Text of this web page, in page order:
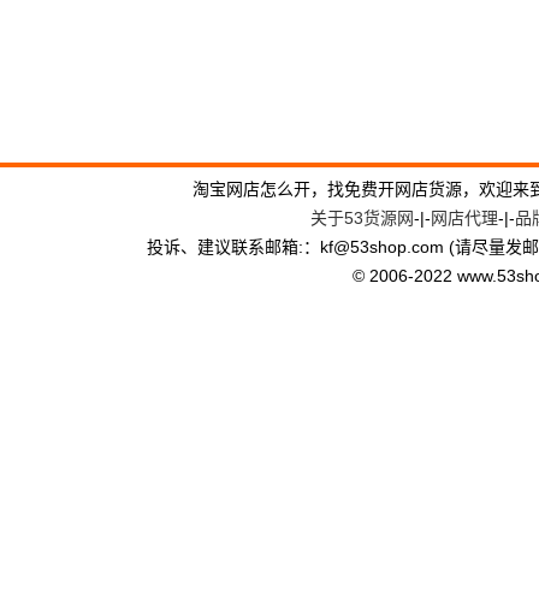
淘宝网店怎么开，找免费开网店货源，欢迎
关于53货源网-|-网店代理-|-品
投诉、建议联系邮箱:：kf@53shop.com (请尽量发
© 2006-2022